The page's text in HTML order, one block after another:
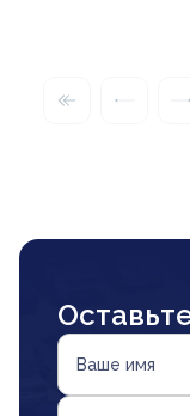
Ваше имя